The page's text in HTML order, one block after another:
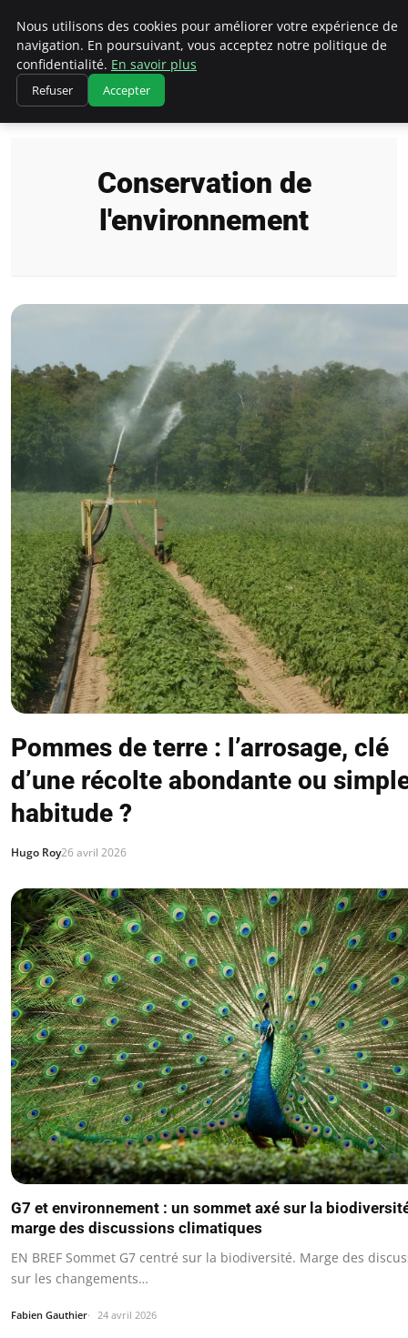
Climatedebtagents
Accueil Conservation de l'environnement
Conservation de
l'environnement
Pommes de terre : l’arrosage, clé
d’une récolte abondante ou
habitude ?
Hugo Roy26 avril 2026
G7 et environnement : un sommet axé sur la
marge des discussions climatiques
EN BREF Sommet G7 centré sur la biodiversité. Marge des
sur les changements…
Fabien Gauthier 24 avril 2026
Nous utilisons des cookies pour améliorer votre expérience de
navigation. En poursuivant, vous acceptez notre politique de
confidentialité. En savoir plus
Refuser Accepter